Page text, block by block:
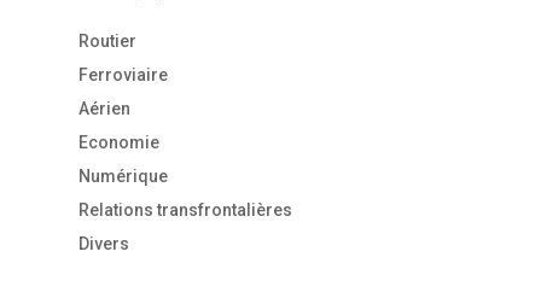
Routier
Ferroviaire
Aérien
Economie
Numérique
Relations transfrontalières
Divers